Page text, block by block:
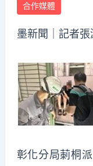
合作媒體
墨新聞 ｜記者
彰化分局莿桐